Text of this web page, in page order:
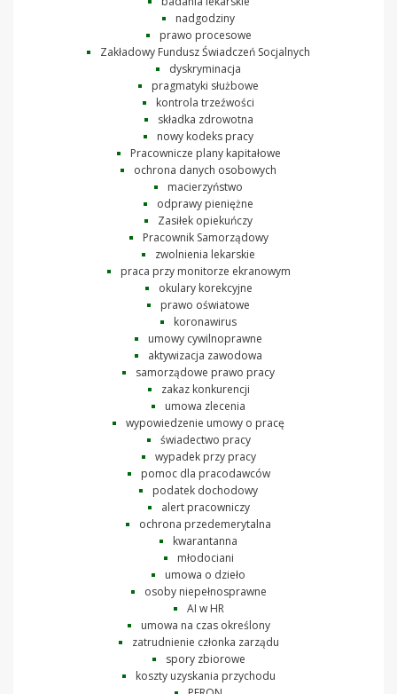
nadgodziny
prawo procesowe
Zakładowy Fundusz Świadczeń Socjalnych
dyskryminacja
pragmatyki służbowe
kontrola trzeźwości
składka zdrowotna
nowy kodeks pracy
Pracownicze plany kapitałowe
ochrona danych osobowych
macierzyństwo
odprawy pieniężne
Zasiłek opiekuńczy
Pracownik Samorządowy
zwolnienia lekarskie
praca przy monitorze ekranowym
okulary korekcyjne
prawo oświatowe
koronawirus
umowy cywilnoprawne
aktywizacja zawodowa
samorządowe prawo pracy
zakaz konkurencji
umowa zlecenia
wypowiedzenie umowy o pracę
świadectwo pracy
wypadek przy pracy
pomoc dla pracodawców
podatek dochodowy
alert pracowniczy
ochrona przedemerytalna
kwarantanna
młodociani
umowa o dzieło
osoby niepełnosprawne
AI w HR
umowa na czas określony
zatrudnienie członka zarządu
spory zbiorowe
koszty uzyskania przychodu